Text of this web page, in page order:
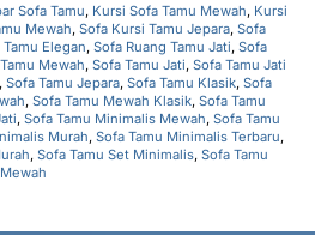
Sofa Tamu, Kursi Sofa Tamu Mewah, Kursi
Mewah, Sofa Kursi Tamu Jepara, Sofa
Elegan, Sofa Ruang Tamu Jati, Sofa
Mewah, Sofa Tamu Jati, Sofa Tamu Jati
, Sofa Tamu Jepara, Sofa Tamu Klasik, Sofa
, Sofa Tamu Mewah Klasik, Sofa Tamu
, Sofa Tamu Minimalis Mewah, Sofa Tamu
Murah, Sofa Tamu Minimalis Terbaru,
, Sofa Tamu Set Minimalis, Sofa Tamu